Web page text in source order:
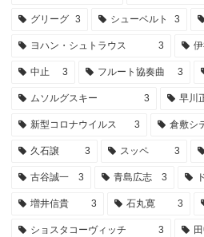
グリーグ 3 シューベルト 3
ヨハン・シュトラウス 3
中止 3 フルート協奏曲 3
ムソルグスキー 3 早川
新型コロナウイルス 3 倉敷シ
久石譲 3 スッペ 3
古谷誠一 3 青島広志 3
増井信貴 3 石丸寛 3
ショスタコーヴィッチ 3